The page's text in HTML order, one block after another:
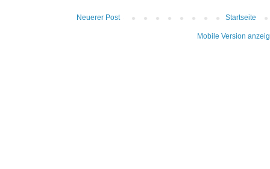
Neuerer Post Startseite
Mobile Version